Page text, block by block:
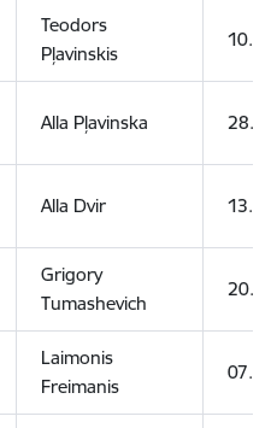
Teodors
Pļavinskis
Alla Pļavinska
Alla Dvir
Grigory
Tumashevich
Laimonis
Freimanis